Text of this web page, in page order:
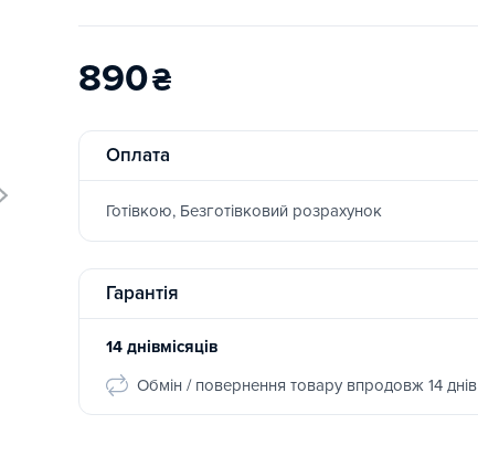
890₴
Оплата
Готівкою, Безготівковий розрахунок
Гарантія
14 днівмісяців
Обмін / повернення товару впродовж 14 днів